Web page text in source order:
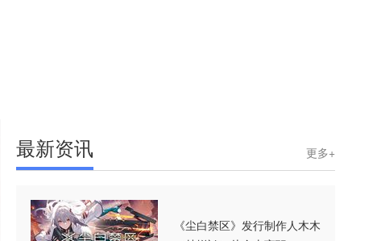
最新资讯 更多+
《尘白禁区》发行制作人木木